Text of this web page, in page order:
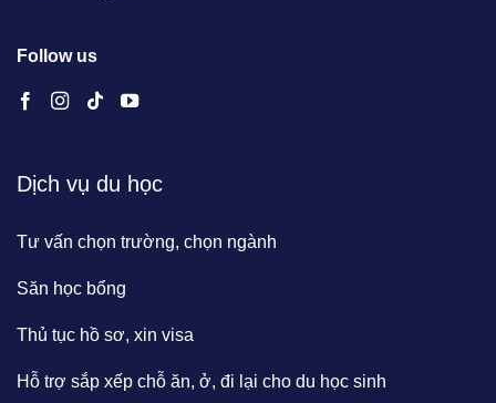
Follow us
Dịch vụ du học
Tư vấn chọn trường, chọn ngành
Săn học bổng
Thủ tục hồ sơ, xin visa
Hỗ trợ sắp xếp chỗ ăn, ở, đi lại cho du học sinh